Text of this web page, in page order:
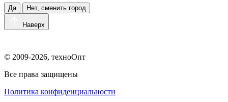
Да Нет, сменить город
Наверх
© 2009-2026, техноОпт
Все права защищены
Политика конфиденциальности